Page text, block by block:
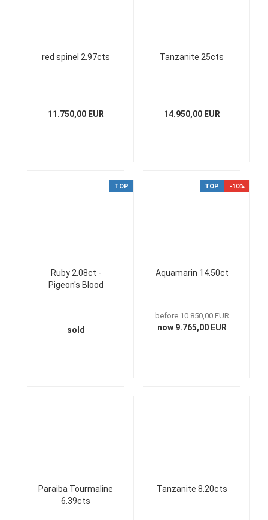
red spinel 2.97cts
11.750,00 EUR
Tanzanite 25cts
14.950,00 EUR
TOP
Ruby 2.08ct -
Pigeon's Blood
sold
TOP -10%
Aquamarin 14.50ct
before 10.850,00 EUR
now 9.765,00 EUR
Paraiba Tourmaline
6.39cts
Tanzanite 8.20cts